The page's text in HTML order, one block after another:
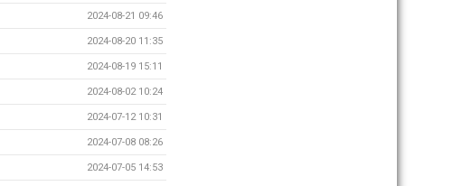
2024-08-21 09:46
2024-08-20 11:35
2024-08-19 15:11
2024-08-02 10:24
2024-07-12 10:31
2024-07-08 08:26
2024-07-05 14:53